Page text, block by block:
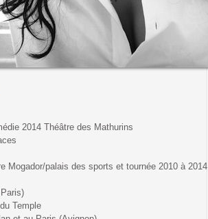
2014 Théâtre des Mathurins
Mogador/palais des sports et tournée 2010 à 2014
Temple